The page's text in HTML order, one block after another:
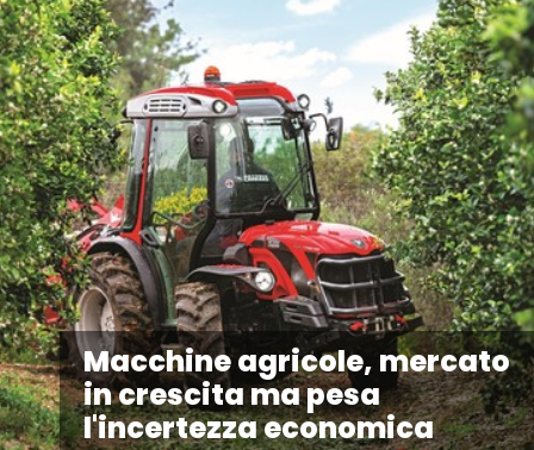
Macchine agricole, mercato
in crescita ma pesa
l'incertezza economica